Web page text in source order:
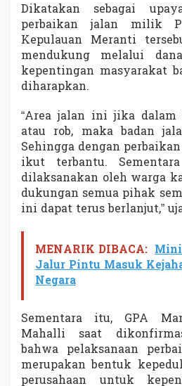
Dikatakan sebagai
perbaikan jalan milik
Kepulauan Meranti
mendukung melalui
kepentingan masyarakat
diharapkan.
“Area jalan ini jika
atau rob, maka badan
Sehingga dengan
ikut terbantu.
dilaksanakan oleh warga
dukungan semua pihak
ini dapat terus berlanjut,”
MENARIK DIBACA:
Jalur Pintu Masuk
Negara
Sementara itu, GPA
Mahalli saat
bahwa pelaksanaan
merupakan bentuk
perusahaan untuk